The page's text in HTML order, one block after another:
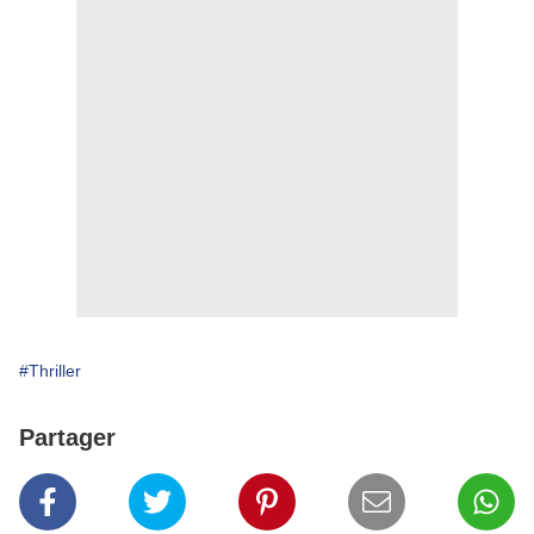
#Thriller
Partager